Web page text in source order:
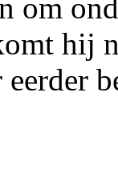
om
hij
eerder